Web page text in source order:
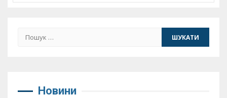
Пошук:
Новини